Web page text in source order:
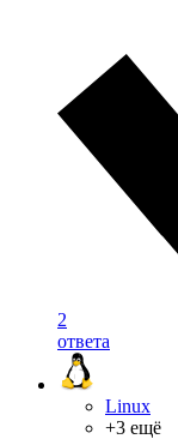
2
ответа
Linux
+3 ещё